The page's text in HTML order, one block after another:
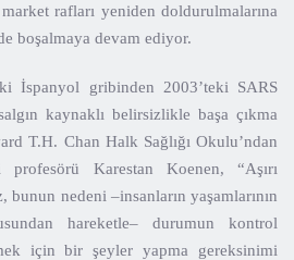
rafları yeniden doldurulmalarına
boşalmaya devam ediyor.
İspanyol gribinden 2003’teki SARS
kaynaklı belirsizlikle başa çıkma
T.H. Chan Halk Sağlığı Okulu’ndan
Karestan Koenen, “Aşırı
bunun nedeni –insanların yaşamlarının
hareketle– durumun kontrol
için bir şeyler yapma gereksinimi